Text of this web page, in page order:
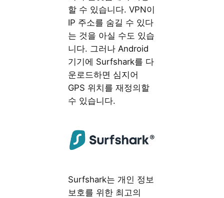
할 수 있습니다. VPN이
IP 주소를 숨길 수 있다
는 것을 아실 수도 있습
니다. 그러나 Android
기기에 Surfshark를 다
운로드하면 심지어
GPS 위치를 재정의할
수 있습니다.
Surfshark는 개인 정보
보호를 위한 최고의